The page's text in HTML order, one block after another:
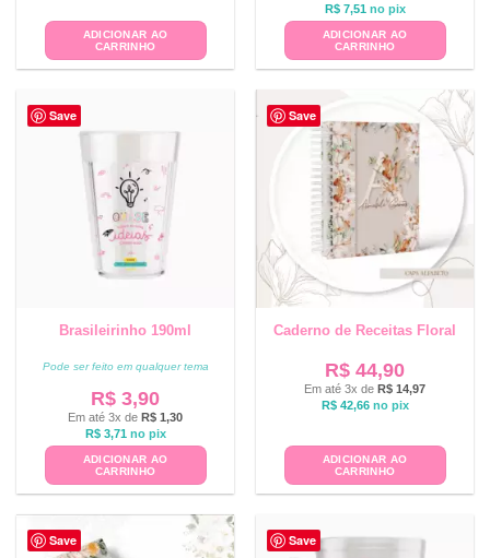
ADICIONAR AO
CARRINHO
R$7,51 no pix
ADICIONAR AO
CARRINHO
Save
Brasileirinho 190ml
Pode ser feito em qualquer tema
R$ 3,90
Em até 3x de R$ 1,30
R$3,71 no pix
ADICIONAR AO
CARRINHO
Save
Caderno de Receitas Floral
R$ 44,90
Em até 3x de R$ 14,97
R$42,66 no pix
ADICIONAR AO
CARRINHO
Save Save